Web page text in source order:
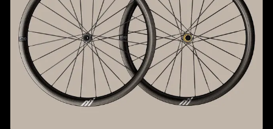
Agents IA
Conseils